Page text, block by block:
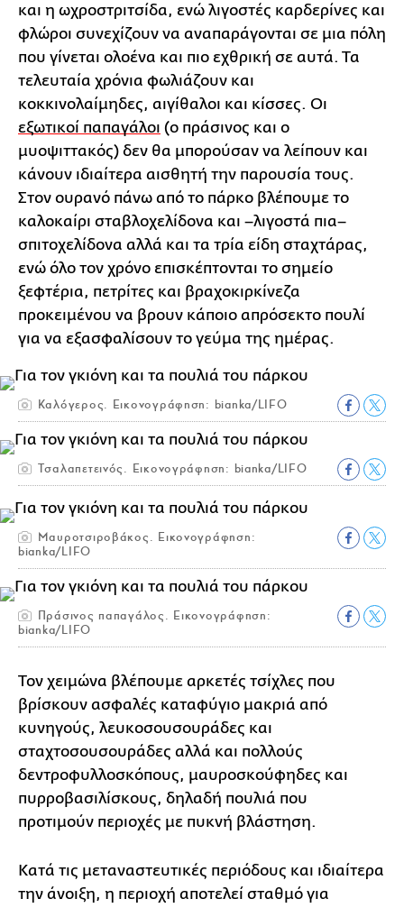
και η ωχροστριτσίδα, ενώ λιγοστές καρδερίνες και
φλώροι συνεχίζουν να αναπαράγονται σε μια πόλη
που γίνεται ολοένα και πιο εχθρική σε αυτά. Τα
τελευταία χρόνια φωλιάζουν και
κοκκινολαίμηδες, αιγίθαλοι και κίσσες. Οι
εξωτικοί παπαγάλοι (ο πράσινος και ο
μυοψιττακός) δεν θα μπορούσαν να λείπουν και
κάνουν ιδιαίτερα αισθητή την παρουσία τους.
Στον ουρανό πάνω από το πάρκο βλέπουμε το
καλοκαίρι σταβλοχελίδονα και –λιγοστά πια–
σπιτοχελίδονα αλλά και τα τρία είδη σταχτάρας,
ενώ όλο τον χρόνο επισκέπτονται το σημείο
ξεφτέρια, πετρίτες και βραχοκιρκίνεζα
προκειμένου να βρουν κάποιο απρόσεκτο πουλί
για να εξασφαλίσουν το γεύμα της ημέρας.
Καλόγερος. Εικονογράφηση: bianka/LIFO
Τσαλαπετεινός. Εικονογράφηση: bianka/LIFO
Μαυροτσιροβάκος. Εικονογράφηση:
bianka/LIFO
Πράσινος παπαγάλος. Εικονογράφηση:
bianka/LIFO
Τον χειμώνα βλέπουμε αρκετές τσίχλες που
βρίσκουν ασφαλές καταφύγιο μακριά από
κυνηγούς, λευκοσουσουράδες και
σταχτοσουσουράδες αλλά και πολλούς
δεντροφυλλοσκόπους, μαυροσκούφηδες και
πυρροβασιλίσκους, δηλαδή πουλιά που
προτιμούν περιοχές με πυκνή βλάστηση.
Κατά τις μεταναστευτικές περιόδους και ιδιαίτερα
την άνοιξη, η περιοχή αποτελεί σταθμό για